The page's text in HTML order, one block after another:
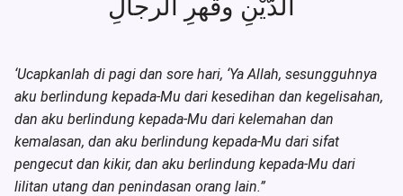
الدَّيْنِ وقَهرِ الرجالِ
‘Ucapkanlah di pagi dan sore hari, ‘Ya Allah, sesungguhnya
aku berlindung kepada-Mu dari kesedihan dan kegelisahan,
dan aku berlindung kepada-Mu dari kelemahan dan
kemalasan, dan aku berlindung kepada-Mu dari sifat
pengecut dan kikir, dan aku berlindung kepada-Mu dari
lilitan utang dan penindasan orang lain.”